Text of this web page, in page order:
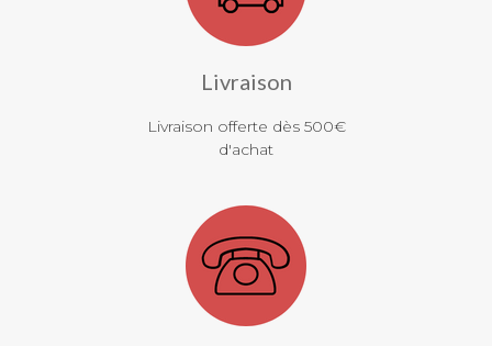
Livraison
Livraison offerte dès 500€
d'achat